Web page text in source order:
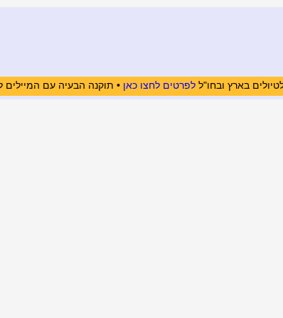
בארץ ובחו"ללפרטים לחצו כאן • תוקנה הבעיה עם